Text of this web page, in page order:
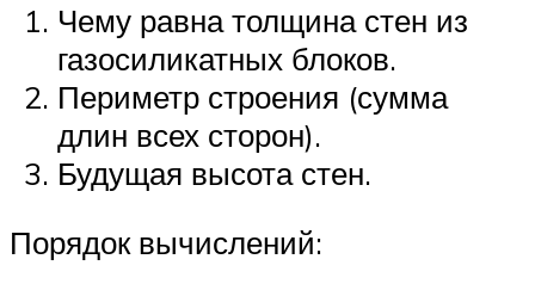
Чему равна толщина стен из
газосиликатных блоков.
Периметр строения (сумма
длин всех сторон).
Будущая высота стен.
Порядок вычислений: